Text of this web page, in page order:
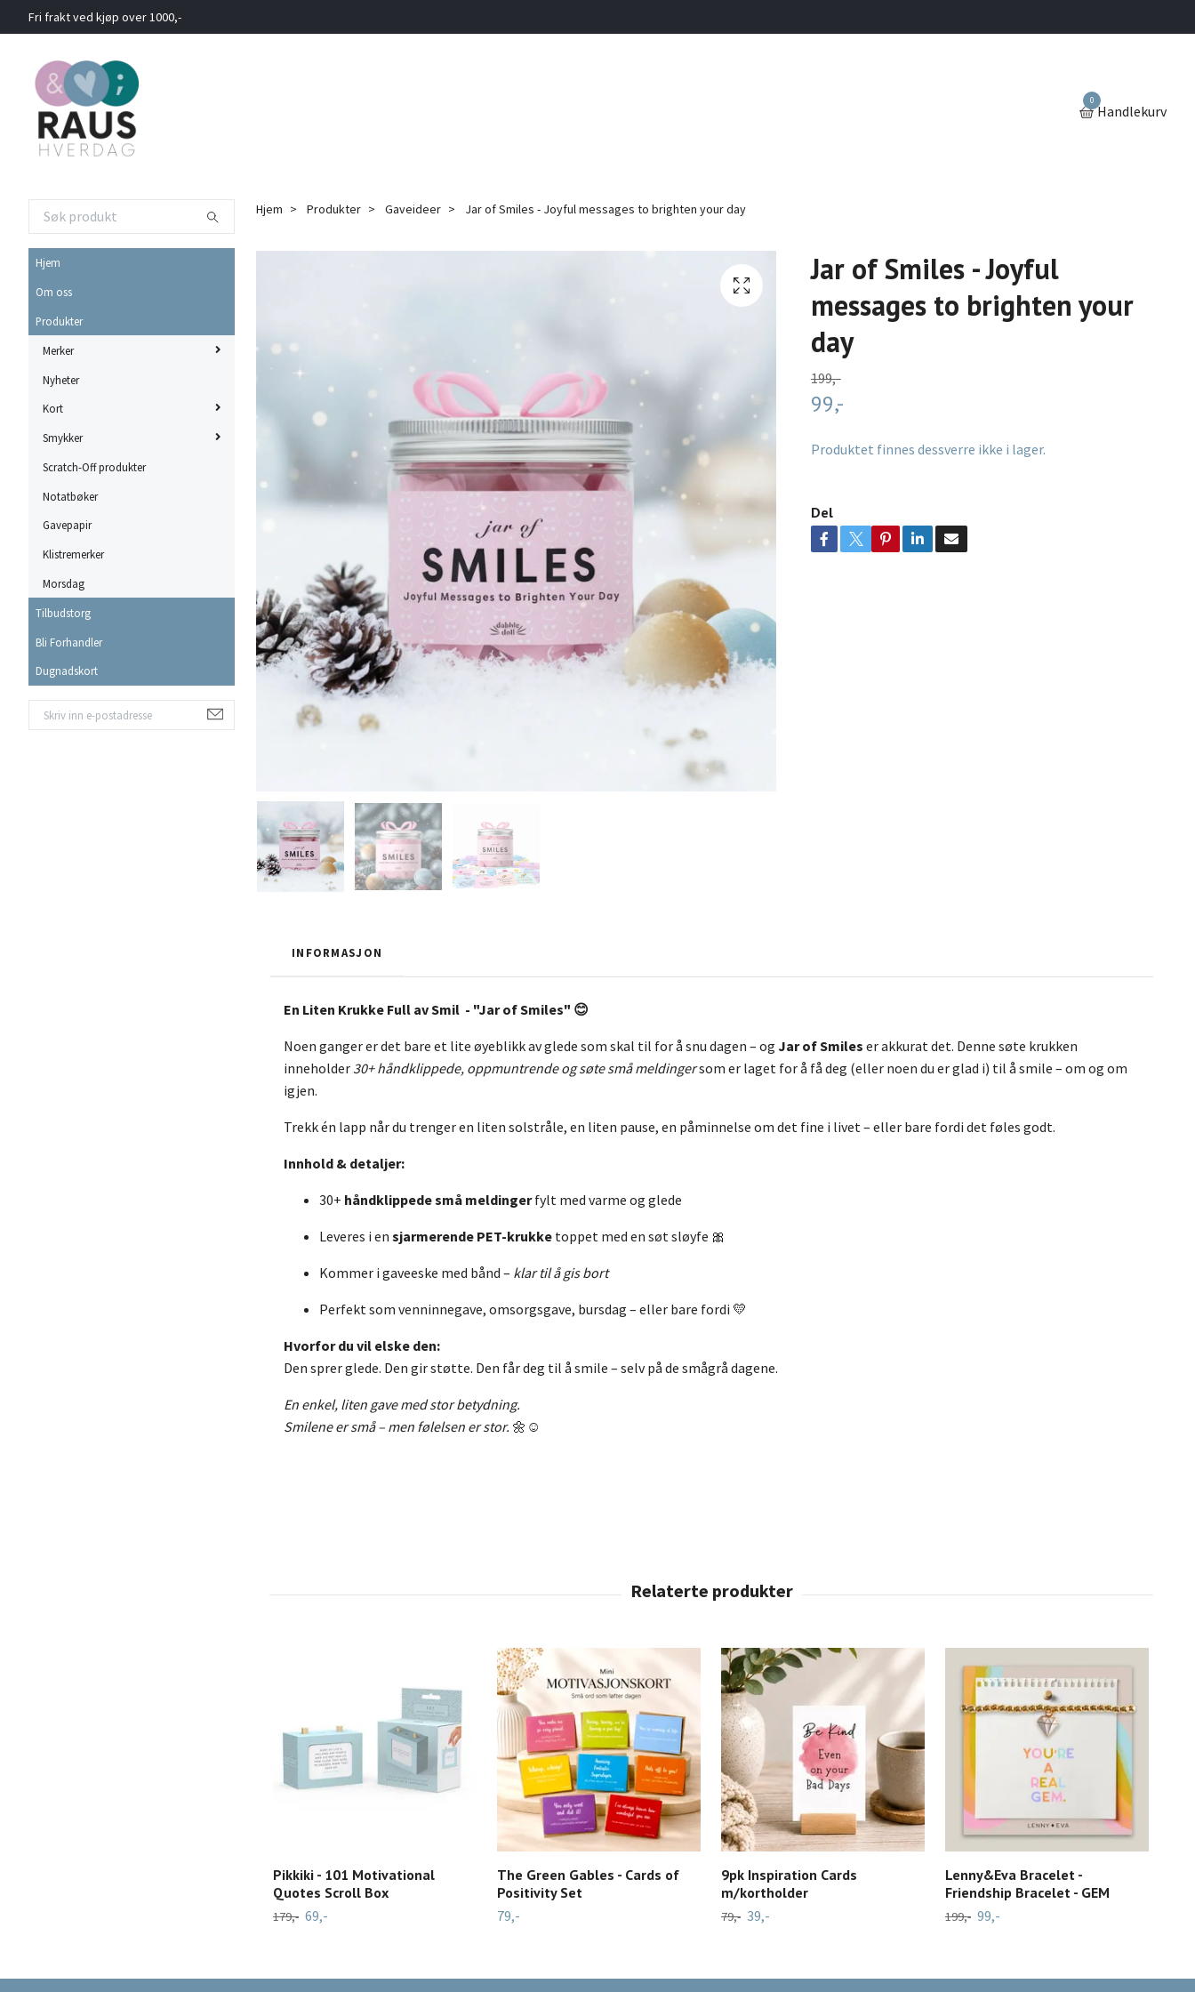
Fri frakt ved kjøp over 1000,-
0
Handlekurv
Hjem
Om oss
Produkter
Merker
Nyheter
Kort
Smykker
Scratch-Off produkter
Notatbøker
Gavepapir
Klistremerker
Morsdag
Tilbudstorg
Bli Forhandler
Dugnadskort
Hjem Produkter Gaveideer Jar of Smiles - Joyful messages to brighten your day
Jar of Smiles - Joyful
messages to brighten your
day
199,-
99,-
Produktet finnes dessverre ikke i lager.
Del
INFORMASJON
En Liten Krukke Full av Smil - "Jar of Smiles" 😊
Noen ganger er det bare et lite øyeblikk av glede som skal til for å snu dagen – og Jar of Smiles er akkurat det. Denne søte krukken
inneholder 30+ håndklippede, oppmuntrende og søte små meldingersom er laget for å få deg (eller noen du er glad i) til å smile – om og om
igjen.
Trekk én lapp når du trenger en liten solstråle, en liten pause, en påminnelse om det fine i livet – eller bare fordi det føles godt.
Innhold & detaljer:
30+ håndklippede små meldinger fylt med varme og glede
Leveres i en sjarmerende PET-krukke toppet med en søt sløyfe 🎀
Kommer i gaveeske med bånd – klar til å gis bort
Perfekt som venninnegave, omsorgsgave, bursdag – eller bare fordi 💛
Hvorfor du vil elske den:
Den sprer glede. Den gir støtte. Den får deg til å smile – selv på de smågrå dagene.
En enkel, liten gave med stor betydning.
Smilene er små – men følelsen er stor. 🌼☺️
Pikkiki - 101 Motivational
Quotes Scroll Box
179,- 69,-
The Green Gables - Cards of
Positivity Set
79,-
9pk Inspiration Cards
m/kortholder
79,- 39,-
Lenny&Eva Bracelet -
Friendship Bracelet - GEM
199,- 99,-